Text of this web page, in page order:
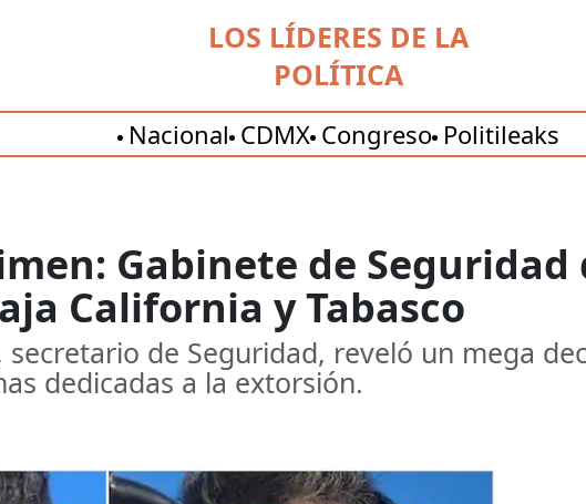
LOS LÍDERES DE LA
POLÍTICA
Nacional CDMX Congreso Politileaks
Gabinete de Seguridad
California y Tabasco
de Seguridad, reveló un mega
dedicadas a la extorsión.